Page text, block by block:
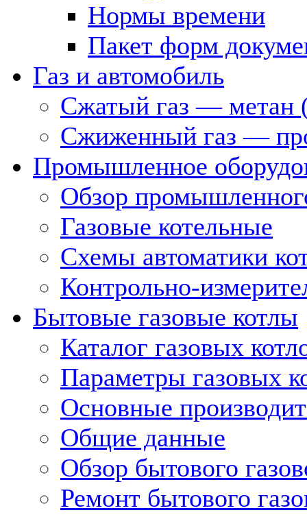
Нормы времени
Пакет форм
Газ и автомобиль
Сжатый газ — метан
Сжиженный газ —
Промышленное
Обзор
Газовые котельные
Схемы автоматики
Контрольно-
Бытовые газовые котлы
Каталог газовых
Параметры газовых
Основные
Общие данные
Обзор бытового
Ремонт бытового